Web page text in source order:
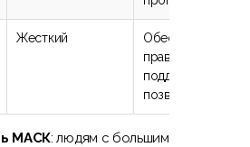
Жесткий
Обеспечивает
правильную
поддержку
позвоночника
МАСК: людям с большим